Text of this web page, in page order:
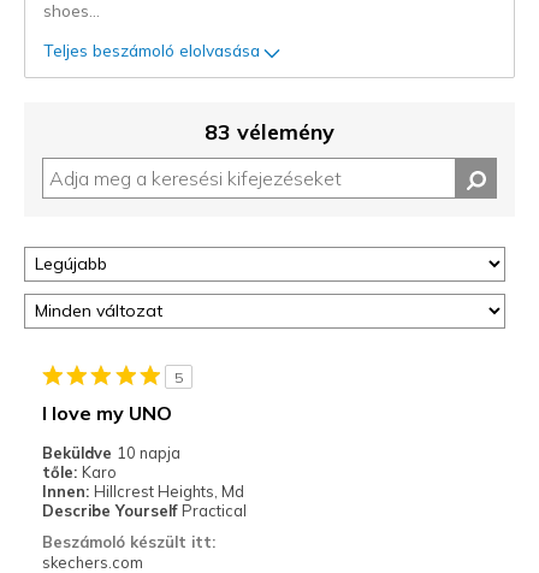
shoes
Teljes beszámoló elolvasása
83 vélemény
5
I love my UNO
Beküldve 10 napja
tőle: Karo
Innen: Hillcrest Heights, Md
Describe Yourself Practical
Beszámoló készült itt:
skechers.com